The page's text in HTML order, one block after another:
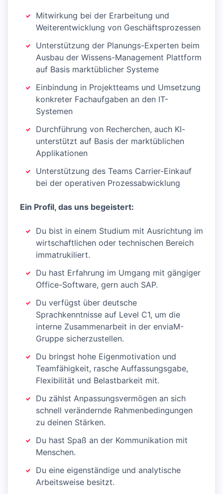
Mitwirkung bei der Erarbeitung und
Weiterentwicklung von Geschäftsprozessen
Unterstützung der Planungs-Experten beim
Ausbau der Wissens-Management Plattform
auf Basis marktüblicher Systeme
Einbindung in Projektteams und Umsetzung
konkreter Fachaufgaben an den IT-
Systemen
Durchführung von Recherchen, auch KI-
unterstützt auf Basis der marktüblichen
Applikationen
Unterstützung des Teams Carrier-Einkauf
bei der operativen Prozessabwicklung
Ein Profil, das uns begeistert:
Du bist in einem Studium mit Ausrichtung im
wirtschaftlichen oder technischen Bereich
immatrukiliert.
Du hast Erfahrung im Umgang mit gängiger
Office-Software, gern auch SAP.
Du verfügst über deutsche
Sprachkenntnisse auf Level C1, um die
interne Zusammenarbeit in der enviaM-
Gruppe sicherzustellen.
Du bringst hohe Eigenmotivation und
Teamfähigkeit, rasche Auffassungsgabe,
Flexibilität und Belastbarkeit mit.
Du zählst Anpassungsvermögen an sich
schnell verändernde Rahmenbedingungen
zu deinen Stärken.
Du hast Spaß an der Kommunikation mit
Menschen.
Du eine eigenständige und analytische
Arbeitsweise besitzt.